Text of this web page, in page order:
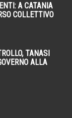
A CATANIA
COLLETTIVO
TANASI
ALLA